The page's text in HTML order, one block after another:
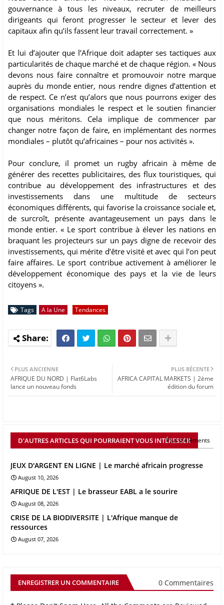
gouvernance à tous les niveaux, recruter de meilleurs
dirigeants qui feront progresser le secteur et lever des
capitaux afin qu’ils fassent leur travail correctement. »
Et lui d’ajouter que l’Afrique doit adapter ses tactiques aux
particularités de chaque marché et de chaque région. « Nous
devons nous faire connaître et promouvoir notre marque
auprès du monde entier, nous rendre dignes d’attention et
de respect. Ce n’est qu’alors que nous pourrons exiger des
organisations mondiales le respect et le soutien financier
que nous méritons. Cela implique de commencer par
changer notre façon de faire, en implémentant des normes
mondiales – plutôt qu’africaines – pour nos activités ».
Pour conclure, il promet un rugby africain à même de
générer des recettes publicitaires, des flux touristiques, qui
contribue au développement des infrastructures et des
investissements dans une multitude de secteurs
économiques différents, qui favorise la croissance sociale et,
de surcroît, présente avantageusement un pays dans le
monde entier. « Le sport contribue à élever les nations en
braquant les projecteurs sur un pays digne de recevoir des
investissements, qui mérite d’être visité et avec qui l’on peut
faire affaires. Le sport contribue activement à améliorer le
développement économique des pays et la vie de leurs
citoyens ».
Tags A la Une Tendances
PLUS RÉCENTE
AFRICA CAPITAL MARKETS | 2ème
édition du forum
PLUS ANCIENNE
AFRIQUE DU NORD | Flat6Labs
lance un nouveau fonds
D'AUTRES ARTICLES QUI POURRAIENT VOUS INTÉRESSER
Plus d'éléments
JEUX D'ARGENT EN LIGNE | Le marché africain progresse
August 10, 2026
AFRIQUE DE L'EST | Le brasseur EABL a le sourire
August 08, 2026
CRISE DE LA BIODIVERSITE | L'Afrique manque de
ressources
August 07, 2026
ENREGISTRER UN COMMENTAIRE 0 Commentaires